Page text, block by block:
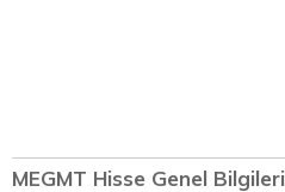
MEGMT Hisse Genel Bilgileri